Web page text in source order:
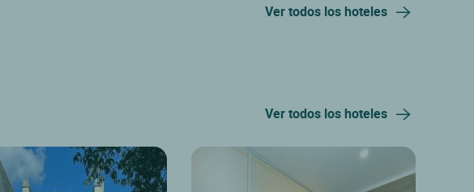
Ver todos los hoteles
Ver todos los hoteles